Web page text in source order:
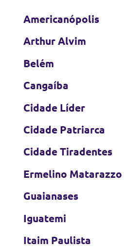
Americanópolis
Arthur Alvim
Belém
Cangaíba
Cidade Líder
Cidade Patriarca
Cidade Tiradentes
Ermelino Matarazzo
Guaianases
Iguatemi
Itaim Paulista